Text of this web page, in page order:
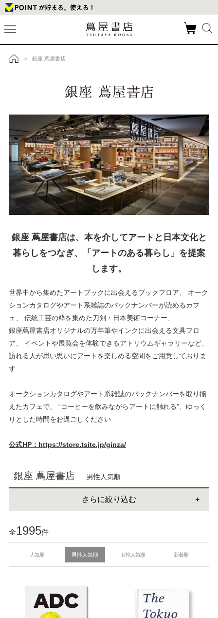
> 銀座 蔦屋書店
銀座 蔦屋書店は、本を介してアートと日本文化と
暮らしをつなぎ、「アートのある暮らし」を提案
します。
世界中から集めたアートブックに出会えるブックフロア、
オーク
ションカタログやアート系雑誌のバックナンバーが読めるカフ
ェ、
伝統工芸の粋を集めた刀剣・日本美術コーナー、
銀座蔦屋書店オリジナルの万年筆やインクに出会える文具フロ
ア、
イベントや展覧会を体験できるアトリウムギャラリーなど、
訪れる人が思い思いにアートを楽しめる空間をご用意しておりま
す
オークションカタログやアート系雑誌のバックナンバーを取り揃
えたカフェで、
“コーヒーを飲みながらアートに触れる”、ゆっく
りとした時間をお過ごしください
公式HP：https://store.tsite.jp/ginza/
銀座 蔦屋書店 男性人気順
さらに絞り込む
全1995件
人気順 男性人気順 女性人気順 新着順